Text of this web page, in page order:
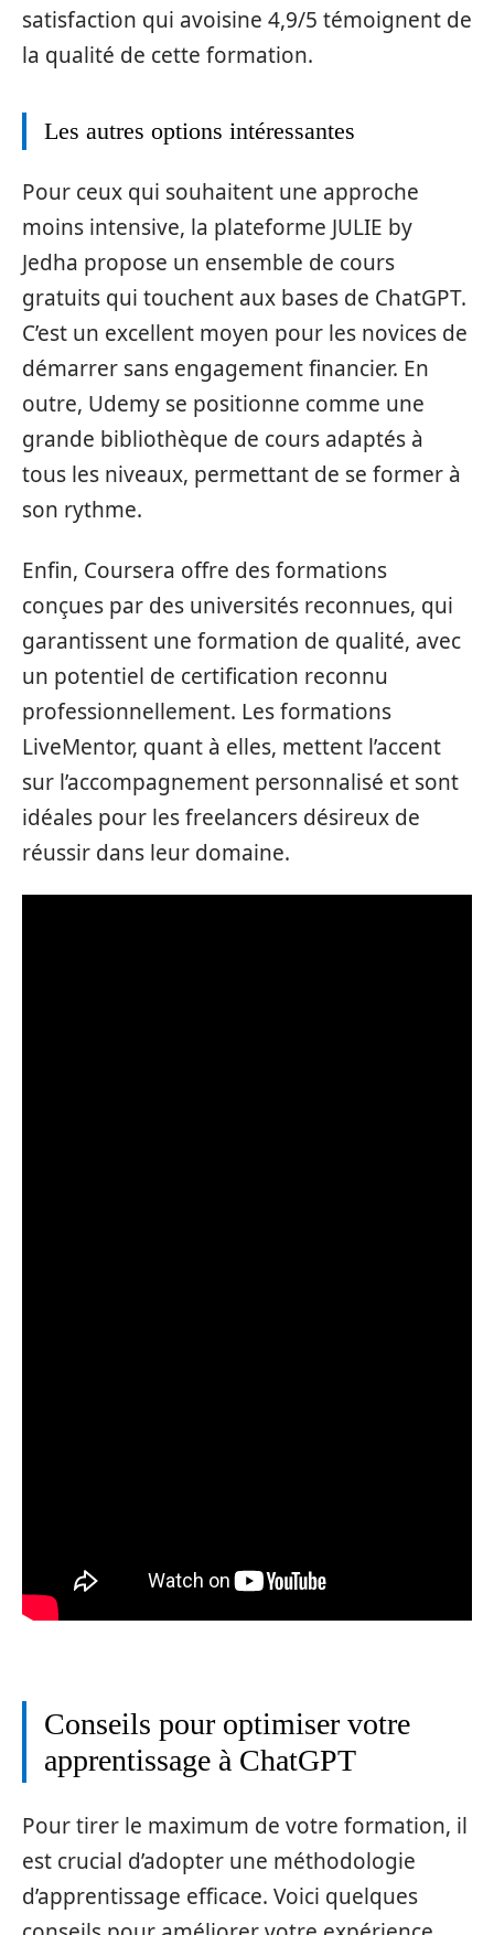
satisfaction qui avoisine 4,9/5 témoignent de
la qualité de cette formation.
Les autres options intéressantes
Pour ceux qui souhaitent une approche
moins intensive, la plateforme JULIE by
Jedha propose un ensemble de cours
gratuits qui touchent aux bases de ChatGPT.
C’est un excellent moyen pour les novices de
démarrer sans engagement financier. En
outre, Udemy se positionne comme une
grande bibliothèque de cours adaptés à
tous les niveaux, permettant de se former à
son rythme.
Enfin, Coursera offre des formations
conçues par des universités reconnues, qui
garantissent une formation de qualité, avec
un potentiel de certification reconnu
professionnellement. Les formations
LiveMentor, quant à elles, mettent l’accent
sur l’accompagnement personnalisé et sont
idéales pour les freelancers désireux de
réussir dans leur domaine.
Conseils pour optimiser votre
apprentissage à ChatGPT
Pour tirer le maximum de votre formation, il
est crucial d’adopter une méthodologie
d’apprentissage efficace. Voici quelques